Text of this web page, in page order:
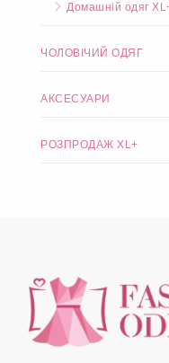
Домашній одяг
ЧОЛОВІЧИЙ ОДЯГ
АКСЕСУАРИ
РОЗПРОДАЖ XL+